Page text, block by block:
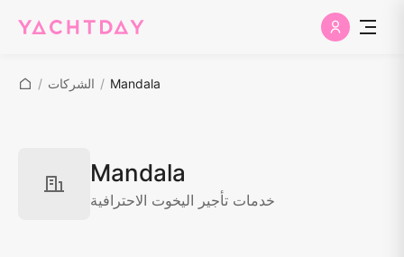
/ الشركات / Mandala
Mandala
خدمات تأجير اليخوت الاحترافية